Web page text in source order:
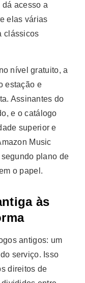
acesso a
elas várias
clássicos
nível gratuito, a
estação e
Assinantes do
e o catálogo
superior e
Music
plano de
o papel.
às
antigos: um
serviço. Isso
direitos de